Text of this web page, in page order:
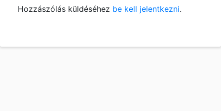
Hozzászólás küldéséhez be kell jelentkezni.